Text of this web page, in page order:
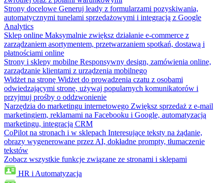
Strony docelowe Generuj leady z formularzami pozyskiwania,
automatycznymi tunelami sprzedażowymi i integracją z Google
Analytics
Sklep online Maksymalnie zwiększ działanie e-commerce z
zarządzaniem asortymentem, przetwarzaniem spotkań, dostawą i
płatnościami online
Strony i sklepy mobilne Responsywny design, zamówienia online,
zarządzanie klientami z urządzenia mobilnego
Widżet na stronę Widżet do prowadzenia czatu z osobami
odwiedzającymi stronę, używaj popularnych komunikatorów i
przyjmuj prośby o oddzwonienie
Narzędzia do marketingu internetowego Zwiększ sprzedaż z e-mail
marketingiem, reklamami na Facebooku i Google, automatyzacją
marketingu, integracją CRM
CoPilot na stronach i w sklepach Interesujące teksty na żądanie,
obrazy wygenerowane przez AI, dokładne prompty, tłumaczenie
tekstów
Zobacz wszystkie funkcje związane ze stronami i sklepami
HR i Automatyzacja